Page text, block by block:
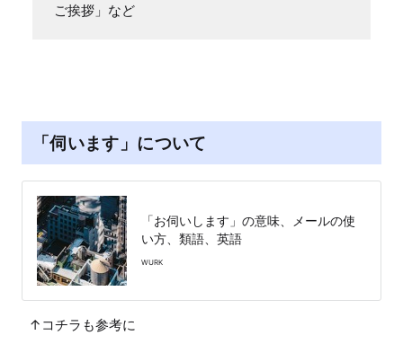
ご挨拶」など
「伺います」について
「お伺いします」の意味、メールの使
い方、類語、英語
WURK
↑コチラも参考に